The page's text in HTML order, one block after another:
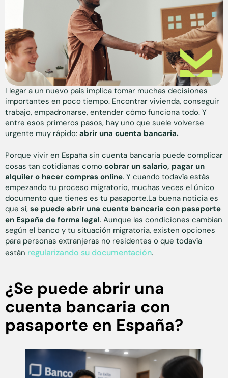
Llegar a un nuevo país implica tomar muchas decisiones
importantes en poco tiempo. Encontrar vivienda, conseguir
trabajo, empadronarse, entender cómo funciona todo. Y
entre esos primeros pasos, hay uno que suele volverse
urgente muy rápido: abrir una cuenta bancaria.
Porque vivir en España sin cuenta bancaria puede complicar
cosas tan cotidianas como cobrar un salario, pagar un
alquiler o hacer compras online. Y cuando todavía estás
empezando tu proceso migratorio, muchas veces el único
documento que tienes es tu pasaporte.La buena noticia es
que sí, se puede abrir una cuenta bancaria con pasaporte
en España de forma legal. Aunque las condiciones cambian
según el banco y tu situación migratoria, existen opciones
para personas extranjeras no residentes o que todavía
están regularizando su documentación.
¿Se puede abrir una
cuenta bancaria con
pasaporte en España?